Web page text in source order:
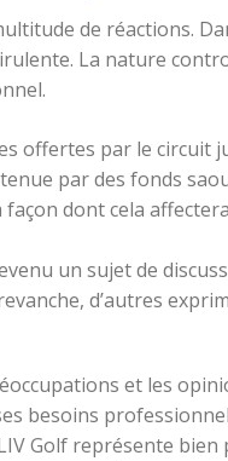
de réactions.
La nature
offertes par le circuit
par des fonds
dont cela
un sujet de
d’autres
et les
besoins
Golf représente